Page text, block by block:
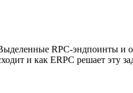
RPC-эндпоинты и
и как ERPC решает эту